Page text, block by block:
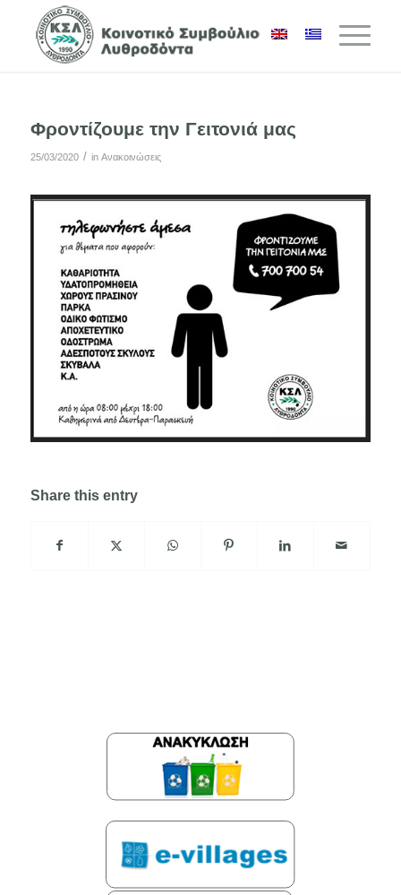
Φροντίζουμε την Γειτονιά μας
25/03/2020 / in Ανακοινώσεις
Share this entry